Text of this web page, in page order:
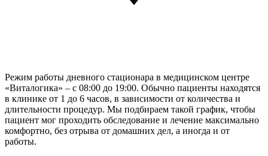
Режим работы дневного стационара в медицинском центре
«Виталогика» – с 08:00 до 19:00. Обычно пациенты находятся
в клинике от 1 до 6 часов, в зависимости от количества и
длительности процедур. Мы подбираем такой график, чтобы
пациент мог проходить обследование и лечение максимально
комфортно, без отрыва от домашних дел, а иногда и от
работы.